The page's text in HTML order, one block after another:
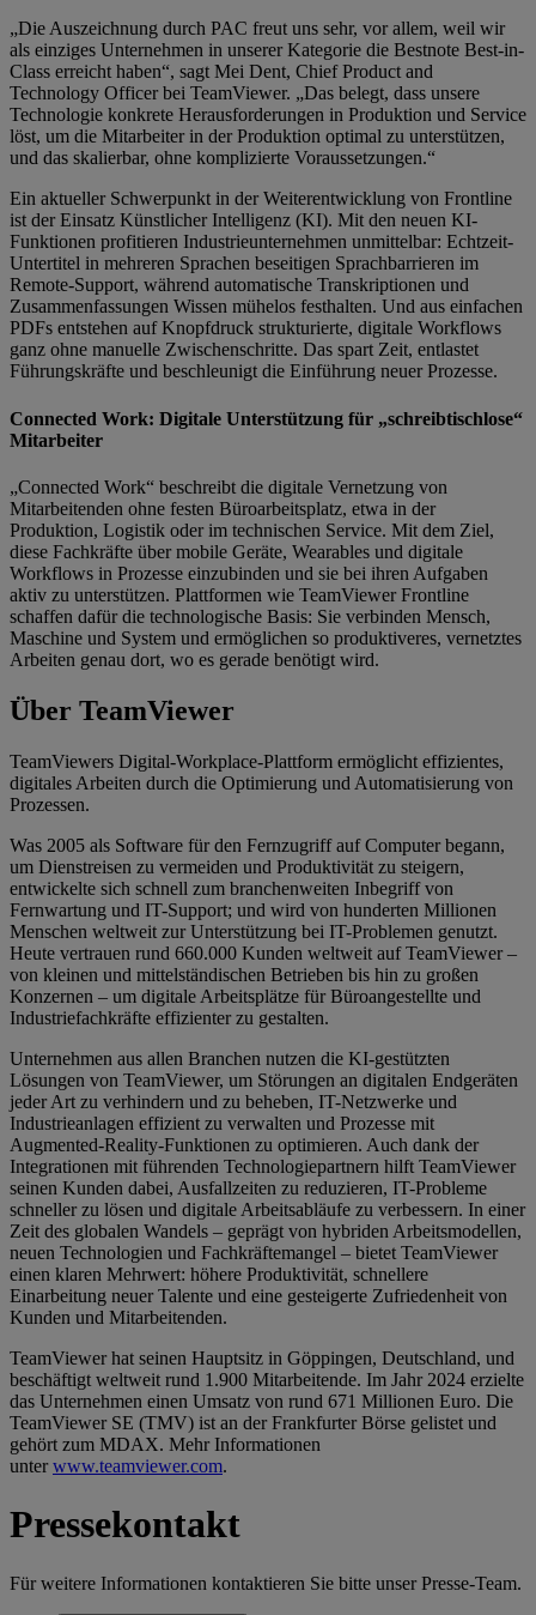
„Die Auszeichnung durch PAC freut uns sehr, vor allem, weil wir
als einziges Unternehmen in unserer Kategorie die Bestnote Best-in-
Class erreicht haben“, sagt Mei Dent, Chief Product and
Technology Officer bei TeamViewer. „Das belegt, dass unsere
Technologie konkrete Herausforderungen in Produktion und Service
löst, um die Mitarbeiter in der Produktion optimal zu unterstützen,
und das skalierbar, ohne komplizierte Voraussetzungen.“
Ein aktueller Schwerpunkt in der Weiterentwicklung von Frontline
ist der Einsatz Künstlicher Intelligenz (KI). Mit den neuen KI-
Funktionen profitieren Industrieunternehmen unmittelbar: Echtzeit-
Untertitel in mehreren Sprachen beseitigen Sprachbarrieren im
Remote-Support, während automatische Transkriptionen und
Zusammenfassungen Wissen mühelos festhalten. Und aus einfachen
PDFs entstehen auf Knopfdruck strukturierte, digitale Workflows
ganz ohne manuelle Zwischenschritte. Das spart Zeit, entlastet
Führungskräfte und beschleunigt die Einführung neuer Prozesse.
Connected Work: Digitale Unterstützung für „schreibtischlose“
Mitarbeiter
„Connected Work“ beschreibt die digitale Vernetzung von
Mitarbeitenden ohne festen Büroarbeitsplatz, etwa in der
Produktion, Logistik oder im technischen Service. Mit dem Ziel,
diese Fachkräfte über mobile Geräte, Wearables und digitale
Workflows in Prozesse einzubinden und sie bei ihren Aufgaben
aktiv zu unterstützen. Plattformen wie TeamViewer Frontline
schaffen dafür die technologische Basis: Sie verbinden Mensch,
Maschine und System und ermöglichen so produktiveres, vernetztes
Arbeiten genau dort, wo es gerade benötigt wird.
Über TeamViewer
TeamViewers Digital-Workplace-Plattform ermöglicht effizientes,
digitales Arbeiten durch die Optimierung und Automatisierung von
Prozessen.
Was 2005 als Software für den Fernzugriff auf Computer begann,
um Dienstreisen zu vermeiden und Produktivität zu steigern,
entwickelte sich schnell zum branchenweiten Inbegriff von
Fernwartung und IT-Support; und wird von hunderten Millionen
Menschen weltweit zur Unterstützung bei IT-Problemen genutzt.
Heute vertrauen rund 660.000 Kunden weltweit auf TeamViewer –
von kleinen und mittelständischen Betrieben bis hin zu großen
Konzernen – um digitale Arbeitsplätze für Büroangestellte und
Industriefachkräfte effizienter zu gestalten.
Unternehmen aus allen Branchen nutzen die KI-gestützten
Lösungen von TeamViewer, um Störungen an digitalen Endgeräten
jeder Art zu verhindern und zu beheben, IT-Netzwerke und
Industrieanlagen effizient zu verwalten und Prozesse mit
Augmented-Reality-Funktionen zu optimieren. Auch dank der
Integrationen mit führenden Technologiepartnern hilft TeamViewer
seinen Kunden dabei, Ausfallzeiten zu reduzieren, IT-Probleme
schneller zu lösen und digitale Arbeitsabläufe zu verbessern. In einer
Zeit des globalen Wandels – geprägt von hybriden Arbeitsmodellen,
neuen Technologien und Fachkräftemangel – bietet TeamViewer
einen klaren Mehrwert: höhere Produktivität, schnellere
Einarbeitung neuer Talente und eine gesteigerte Zufriedenheit von
Kunden und Mitarbeitenden.
TeamViewer hat seinen Hauptsitz in Göppingen, Deutschland, und
beschäftigt weltweit rund 1.900 Mitarbeitende. Im Jahr 2024 erzielte
das Unternehmen einen Umsatz von rund 671 Millionen Euro. Die
TeamViewer SE (TMV) ist an der Frankfurter Börse gelistet und
gehört zum MDAX. Mehr Informationen
unterwww.teamviewer.com.
Pressekontakt
Für weitere Informationen kontaktieren Sie bitte unser Presse-Team.